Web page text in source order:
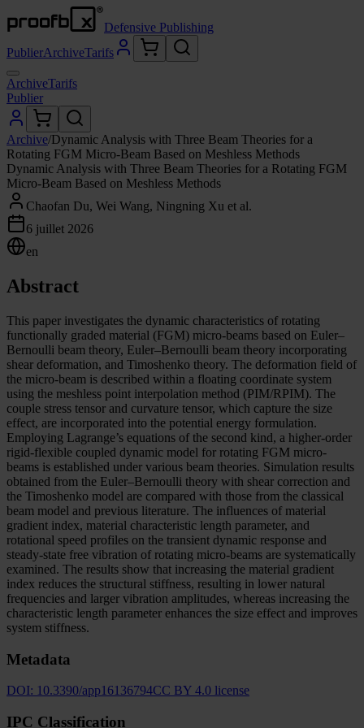
Defensive Publishing
PublierArchiveTarifs
ArchiveTarifs
Publier
Archive/Dynamic Analysis with Three Beam Theories for a
Rotating FGM Micro-Beam Based on Meshless Methods
Dynamic Analysis with Three Beam Theories for a Rotating FGM
Micro-Beam Based on Meshless Methods
Chaofan Du, Wei Wang, Ningning Xu et al.
6 juillet 2026
en
Abstract
This paper investigates the dynamic characteristics of rotating
functionally graded material (FGM) micro-beams based on Euler–
Bernoulli beam theory, Euler–Bernoulli beam theory incorporating
shear deformation, and Timoshenko theory. The deformation field of
the micro-beam is described within a floating coordinate system
using the meshless point interpolation method (PIM/RPIM). The
couple stress tensor and curvature tensor, which capture the size
effect, are incorporated into the potential energy formulation.
Employing Lagrange’s equations of the second kind, a higher-order
rigid-flexible coupled dynamic model for rotating FGM micro-
beams is established under various beam theories. Simulation results
obtained from the Euler–Bernoulli theory with shear correction and
the Timoshenko model are compared with those from the classical
beam model and previous literature. The influences of material
gradient index, material characteristic length parameter, and
rotational speed profiles on the transient dynamic response and
steady-state free vibration of rotating micro-beams are systematically
examined. The results show that increasing the material gradient
index reduces the structural stiffness, resulting in lower natural
frequencies and larger vibration amplitudes, whereas increasing the
characteristic length parameter enhances the size effect and improves
system stiffness.
Metadata
DOI: 10.3390/app16136794CC BY 4.0 license
IPC Classification